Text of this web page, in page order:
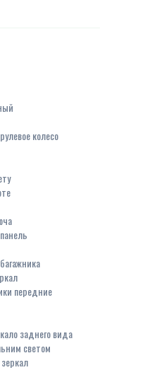
колесо
передние
заднего вида
светом